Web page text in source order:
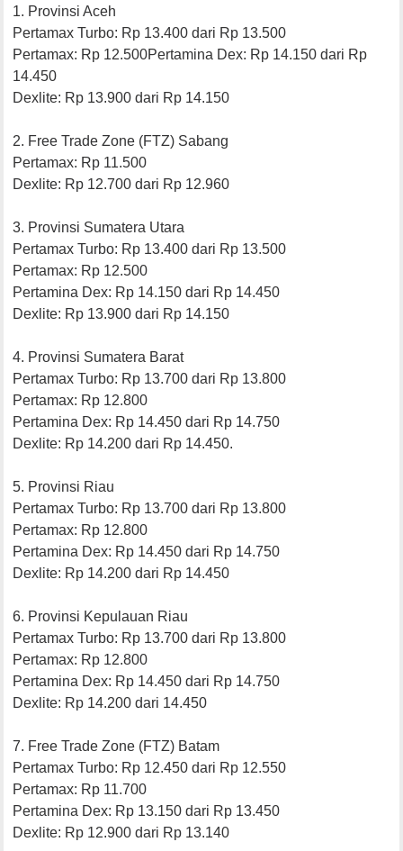
1. Provinsi Aceh
Pertamax Turbo: Rp 13.400 dari Rp 13.500
Pertamax: Rp 12.500Pertamina Dex: Rp 14.150 dari Rp
14.450
Dexlite: Rp 13.900 dari Rp 14.150
2. Free Trade Zone (FTZ) Sabang
Pertamax: Rp 11.500
Dexlite: Rp 12.700 dari Rp 12.960
3. Provinsi Sumatera Utara
Pertamax Turbo: Rp 13.400 dari Rp 13.500
Pertamax: Rp 12.500
Pertamina Dex: Rp 14.150 dari Rp 14.450
Dexlite: Rp 13.900 dari Rp 14.150
4. Provinsi Sumatera Barat
Pertamax Turbo: Rp 13.700 dari Rp 13.800
Pertamax: Rp 12.800
Pertamina Dex: Rp 14.450 dari Rp 14.750
Dexlite: Rp 14.200 dari Rp 14.450.
5. Provinsi Riau
Pertamax Turbo: Rp 13.700 dari Rp 13.800
Pertamax: Rp 12.800
Pertamina Dex: Rp 14.450 dari Rp 14.750
Dexlite: Rp 14.200 dari Rp 14.450
6. Provinsi Kepulauan Riau
Pertamax Turbo: Rp 13.700 dari Rp 13.800
Pertamax: Rp 12.800
Pertamina Dex: Rp 14.450 dari Rp 14.750
Dexlite: Rp 14.200 dari 14.450
7. Free Trade Zone (FTZ) Batam
Pertamax Turbo: Rp 12.450 dari Rp 12.550
Pertamax: Rp 11.700
Pertamina Dex: Rp 13.150 dari Rp 13.450
Dexlite: Rp 12.900 dari Rp 13.140